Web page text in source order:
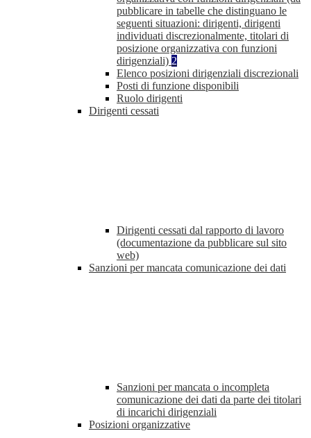
pubblicare in tabelle che distinguano le
seguenti situazioni: dirigenti, dirigenti
individuati discrezionalmente, titolari di
posizione organizzativa con funzioni
dirigenziali) 2
Elenco posizioni dirigenziali discrezionali
Posti di funzione disponibili
Ruolo dirigenti
Dirigenti cessati
Dirigenti cessati dal rapporto di lavoro
(documentazione da pubblicare sul sito
web)
Sanzioni per mancata comunicazione dei dati
Sanzioni per mancata o incompleta
comunicazione dei dati da parte dei titolari
di incarichi dirigenziali
Posizioni organizzative